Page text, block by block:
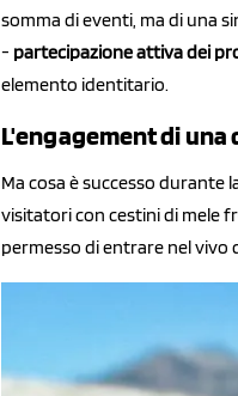
somma di eventi, ma di una
- partecipazione attiva dei
elemento identitario.
L'engagement di una
Ma cosa è successo durante
visitatori con cestini di mele
permesso di entrare nel vivo